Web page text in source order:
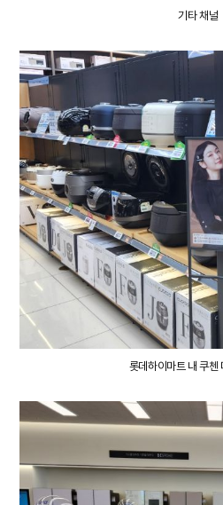
기타 채널
롯데하이마트 내 쿠첸